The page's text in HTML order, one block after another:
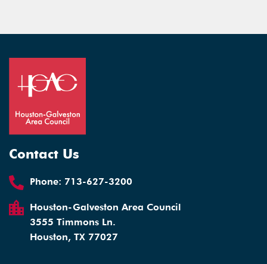
Contact Us
Phone: 713-627-3200
Houston-Galveston Area Council
3555 Timmons Ln.
Houston, TX 77027